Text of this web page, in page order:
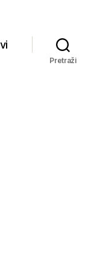
Pretraži